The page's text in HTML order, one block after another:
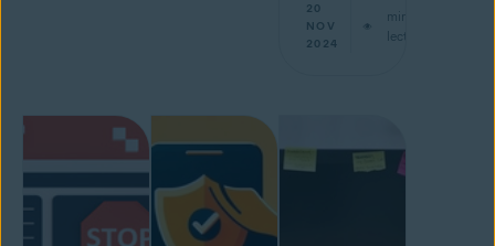
20
NOV
2024
min de
lectura